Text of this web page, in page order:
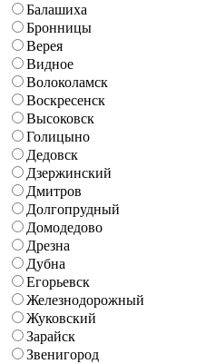
Балашиха
Бронницы
Верея
Видное
Волоколамск
Воскресенск
Высоковск
Голицыно
Дедовск
Дзержинский
Дмитров
Долгопрудный
Домодедово
Дрезна
Дубна
Егорьевск
Железнодорожный
Жуковский
Зарайск
Звенигород